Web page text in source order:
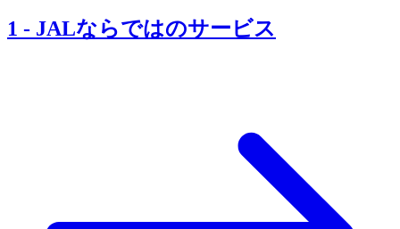
1 - JALならではのサービス